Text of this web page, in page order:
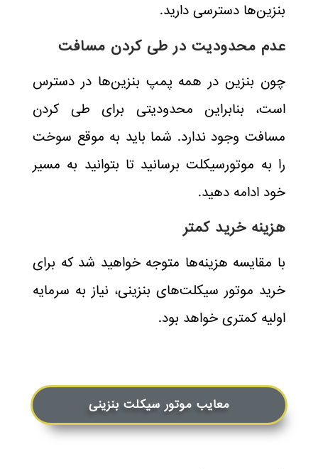
بنزین‌ها دسترسی دارید.
عدم محدودیت در طی کردن مسافت
چون بنزین در همه پمپ بنزین‌ها در دسترس
است، بنابراین محدودیتی برای طی کردن
مسافت وجود ندارد. شما باید به موقع سوخت
را به موتورسیکلت برسانید تا بتوانید به مسیر
خود ادامه دهید.
هزینه خرید کمتر
با مقایسه هزینه‌ها متوجه خواهید شد که برای
خرید موتور سیکلت‌های بنزینی، نیاز به سرمایه
اولیه کمتری خواهد بود.
معایب موتور سیکلت بنزینی